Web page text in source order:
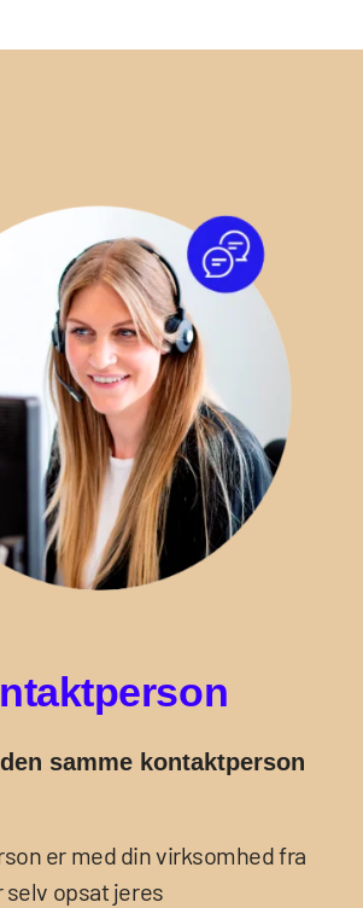
ntaktperson
samme kontaktperson
er med din virksomhed fra
selv opsat jeres